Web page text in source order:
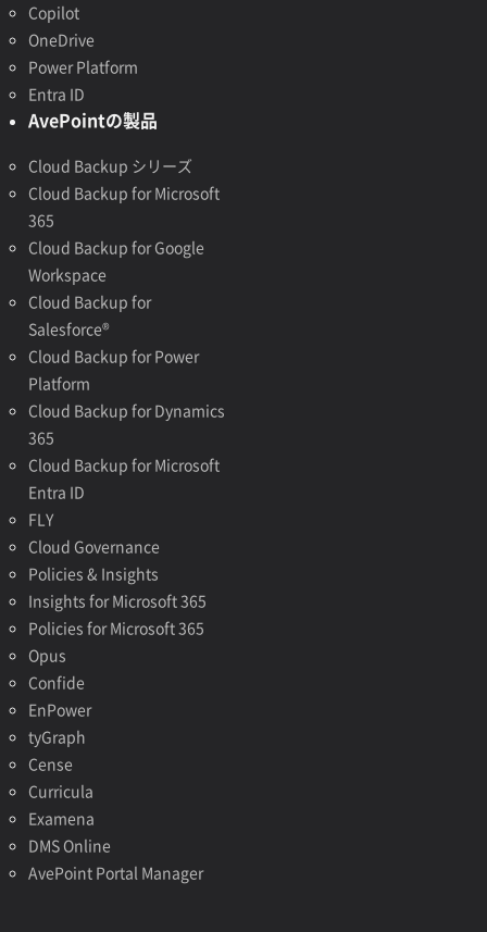
Copilot
OneDrive
Power Platform
Entra ID
AvePointの製品
Cloud Backup シリーズ
Cloud Backup for Microsoft
365
Cloud Backup for Google
Workspace
Cloud Backup for
Salesforce®
Cloud Backup for Power
Platform
Cloud Backup for Dynamics
365
Cloud Backup for Microsoft
Entra ID
FLY
Cloud Governance
Policies & Insights
Insights for Microsoft 365
Policies for Microsoft 365
Opus
Confide
EnPower
tyGraph
Cense
Curricula
Examena
DMS Online
AvePoint Portal Manager